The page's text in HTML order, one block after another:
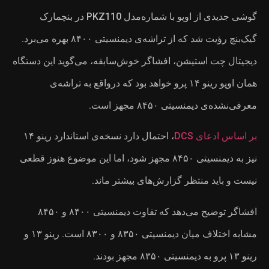
گوشی جدیدی از اوپو با شماره‌مدل PKZ110 در بنچمارک
گیک‌بنچ رؤیت شد که از تراشه‌ی دیمنسیتی ۸۴۰۰ بهره می‌برد.
این دستگاه
به تراشه‌ی
، احتمال دارد نسخه‌ی استاندارد رینو ۱۴
این موضوع هنوز قطعی
افشاگر توضیح می‌دهد که تفاوت دیمنسیتی ۸۴۰۰ و ۸۴۵۰
مشابه اختلاف میان دیمنسیتی ۸۳۵۰ و ۸۳۰۰ است. رینو ۱۳ و